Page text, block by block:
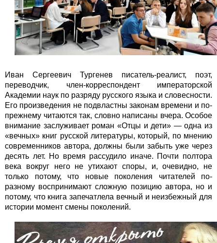
Иван Сергеевич Тургенев писатель-реалист, поэт,
переводчик, член-корреспондент императорской
Академии наук по разряду русского языка и словесности.
Его произведения не подвластны законам времени и по-
прежнему читаются так, словно написаны вчера. Особое
внимание заслуживает роман «Отцы и дети» — одна из
«вечных» книг русской литературы, который, по мнению
современников автора, должны были забыть уже через
десять лет. Но время рассудило иначе. Почти полтора
века вокруг него не утихают споры, и, очевидно, не
только потому, что новые поколения читателей по-
разному воспринимают сложную позицию автора, но и
потому, что книга запечатлела вечный и неизбежный для
истории момент смены поколений.